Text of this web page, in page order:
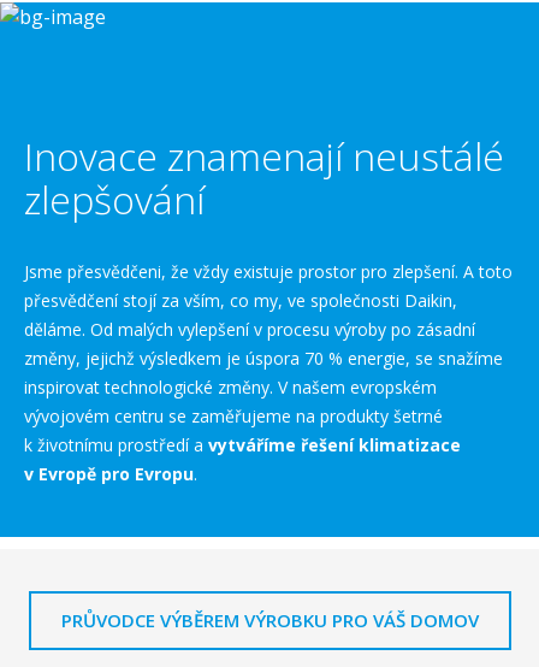
Inovace znamenají neustálé
zlepšování
Jsme přesvědčeni, že vždy existuje prostor pro zlepšení. A toto
přesvědčení stojí za vším, co my, ve společnosti Daikin,
děláme. Od malých vylepšení v procesu výroby po zásadní
změny, jejichž výsledkem je úspora 70 % energie, se snažíme
inspirovat technologické změny. V našem evropském
vývojovém centru se zaměřujeme na produkty šetrné
k životnímu prostředí a vytváříme řešení klimatizace
v Evropě pro Evropu.
PRŮVODCE VÝBĚREM VÝROBKU PRO VÁŠ DOMOV